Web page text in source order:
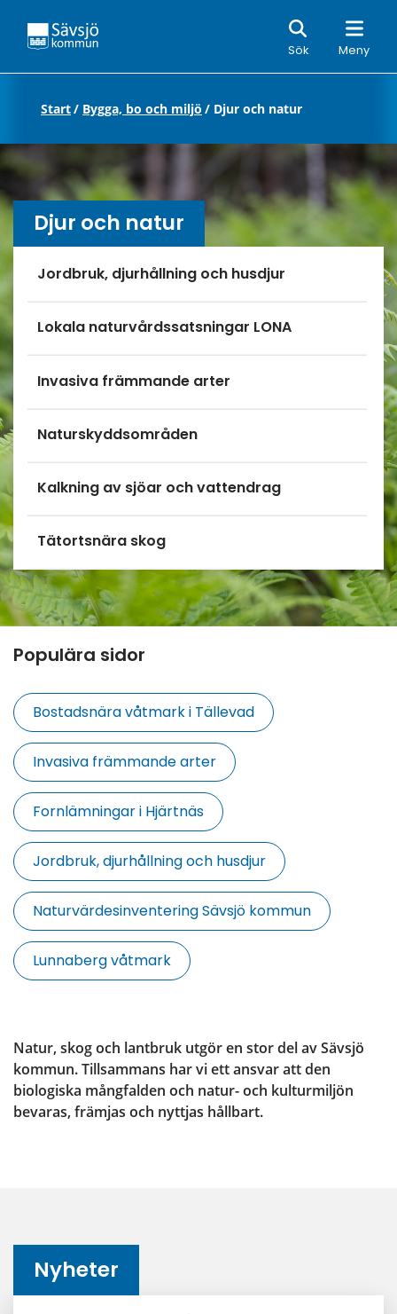
Sök Meny
Sök
Start/ Bygga, bo och miljö / Djur och natur
Djur och natur
Undersidor meny
Jordbruk, djurhållning och husdjur
Lokala naturvårdssatsningar LONA
Invasiva främmande arter
Naturskyddsområden
Kalkning av sjöar och vattendrag
Tätortsnära skog
Populära sidor
Bostadsnära våtmark i Tällevad
Invasiva främmande arter
Fornlämningar i Hjärtnäs
Jordbruk, djurhållning och husdjur
Naturvärdesinventering Sävsjö kommun
Lunnaberg våtmark
Natur, skog och lantbruk utgör en stor del av Sävsjö
kommun. Tillsammans har vi ett ansvar att den
biologiska mångfalden och natur- och kulturmiljön
bevaras, främjas och nyttjas hållbart.
Nyheter